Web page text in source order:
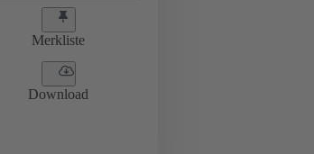
Merkliste
Download